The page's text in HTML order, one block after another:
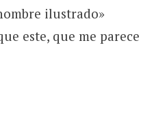
ilustrado»
este, que me parece